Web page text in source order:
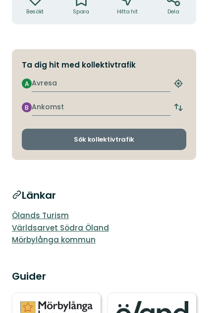
Besökt Spara Hitta hit Dela
Ta dig hit med kollektivtrafik
Avresa
A
Hitta
hållplats
Ankomst
B
Byt
och
Sök kollektivtrafik
Länkar
Ölands Turism
Världsarvet Södra Öland
Mörbylånga kommun
Guider